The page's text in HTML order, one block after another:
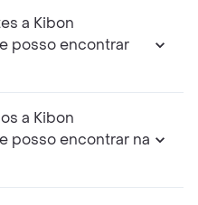
a Kibon
posso encontrar
a Kibon
posso encontrar na